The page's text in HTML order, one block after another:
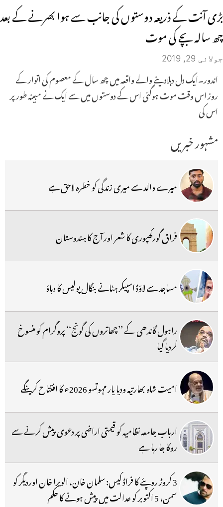
بڑی آنت کے ذریعہ دوستوں کی جانب سے ہوا بھرنے کے بعد
چھ سالہ بچے کی موت
جولائی 29, 2019
اندور۔ایک دل دہلادینے والے واقعہ میں چھ سال کے معصوم کی اتوار کے
روز اس وقت موت ہوگئی اس کے دوستوں میں سے ایک نے مبینہ طور پر
اس کی
مشہور خبریں
میرے والد سے میری زندگی کو خطرہ لاحق ہے
فراق گورکھپوری کا شعر اور آج کا ہندوستان
مساجد سے لاؤڈ اسپیکر ہٹانے بنگال پولیس کا دباؤ
راہول گاندھی کے ’’چھاتروں کی گونج‘‘ پروگرام کو منسوخ
کردیا گیا
امیت شاہ بھارتیہ ودیا پار مہوتسو 2026ء کا افتتاح کرینگے
ارباب جامعہ نظامیہ کو قیمتی اراضی پر دعوی پیش کرنے سے
روکا جا رہا ہے
3 کروڑ روپئے کا فراڈ کیس: سلمان خان، الویرا خان اوردیگر کو
سمن، 5 اکتوبر کو عدالت میں پیش ہونے کا حکم